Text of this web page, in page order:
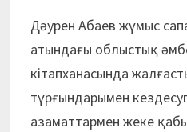
Дәурен Абаев жұмыс
атындағы облыстық
кітапханасында
тұрғындарымен
азаматтармен жеке